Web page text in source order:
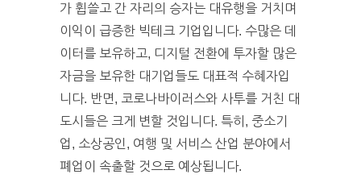
가 휩쓸고 간 자리의 승자는 대유행을 거치며
이익이 급증한 빅테크 기업입니다. 수많은 데
이터를 보유하고, 디지털 전환에 투자할 많은
자금을 보유한 대기업들도 대표적 수혜자입
니다. 반면, 코로나바이러스와 사투를 거친 대
도시들은 크게 변할 것입니다. 특히, 중소기
업, 소상공인, 여행 및 서비스 산업 분야에서
폐업이 속출할 것으로 예상됩니다.